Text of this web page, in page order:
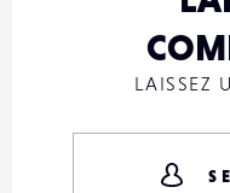
LAISSEZ